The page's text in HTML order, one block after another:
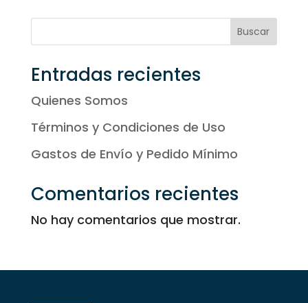
desde
hasta
Buscar
Entradas recientes
Quienes Somos
Términos y Condiciones de Uso
Gastos de Envío y Pedido Mínimo
Comentarios recientes
No hay comentarios que mostrar.